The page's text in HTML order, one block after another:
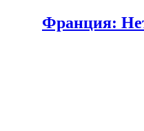
Франция: